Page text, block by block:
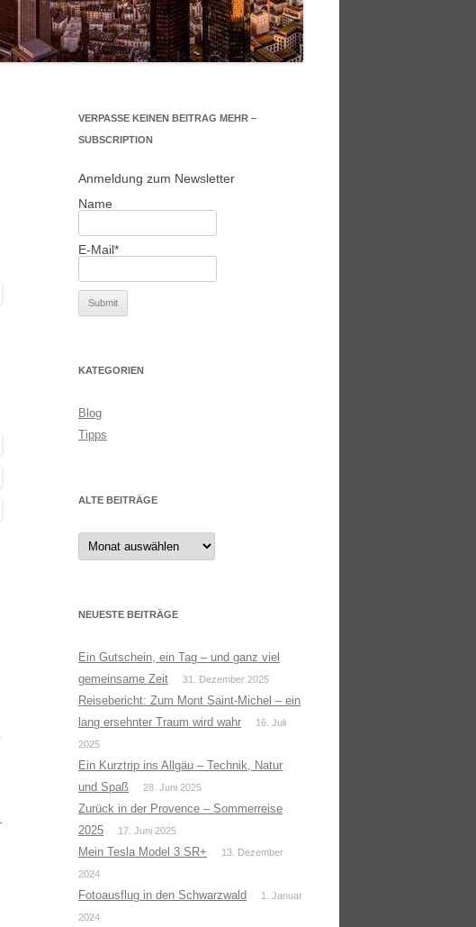
VERPASSE KEINEN BEITRAG MEHR –
SUBSCRIPTION
Anmeldung zum Newsletter
Name
E-Mail*
KATEGORIEN
Blog
Tipps
ALTE BEITRÄGE
Alte
Beiträge
NEUESTE BEITRÄGE
Ein Gutschein, ein Tag – und ganz viel
gemeinsame Zeit
31. Dezember 2025
Reisebericht: Zum Mont Saint-Michel – ein
lang ersehnter Traum wird wahr
16. Juli
2025
Ein Kurztrip ins Allgäu – Technik, Natur
und Spaß
28. Juni 2025
Zurück in der Provence – Sommerreise
2025
17. Juni 2025
Mein Tesla Model 3 SR+
13. Dezember
2024
Fotoausflug in den Schwarzwald
1. Januar
2024